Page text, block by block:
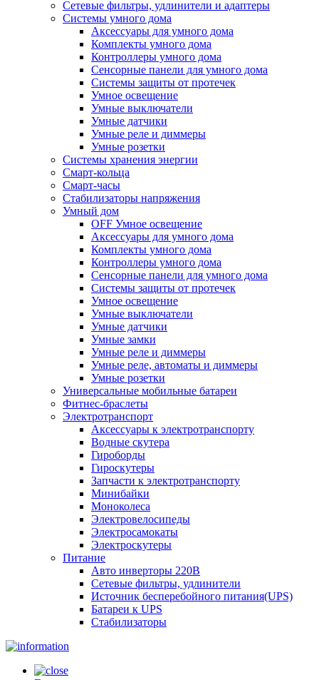
Сетевые фильтры, удлинители и адаптеры
Системы умного дома
Аксессуары для умного дома
Комплекты умного дома
Контроллеры умного дома
Сенсорные панели для умного дома
Системы защиты от протечек
Умное освещение
Умные выключатели
Умные датчики
Умные реле и диммеры
Умные розетки
Системы хранения энергии
Смарт-кольца
Смарт-часы
Стабилизаторы напряжения
Умный дом
OFF Умное освещение
Аксессуары для умного дома
Комплекты умного дома
Контроллеры умного дома
Сенсорные панели для умного дома
Системы защиты от протечек
Умное освещение
Умные выключатели
Умные датчики
Умные замки
Умные реле и диммеры
Умные реле, автоматы и диммеры
Умные розетки
Универсальные мобильные батареи
Фитнес-браслеты
Электротранспорт
Аксессуары к электротранспорту
Водные скутера
Гироборды
Гироскутеры
Запчасти к электротранспорту
Минибайки
Моноколеса
Электровелосипеды
Электросамокаты
Электроскутеры
Питание
Авто инверторы 220В
Сетевые фильтры, удлинители
Источник бесперебойного питания(UPS)
Батареи к UPS
Стабилизаторы